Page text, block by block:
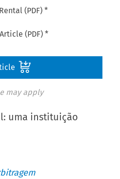
(PDF) *
(PDF) *
may apply
uma instituição